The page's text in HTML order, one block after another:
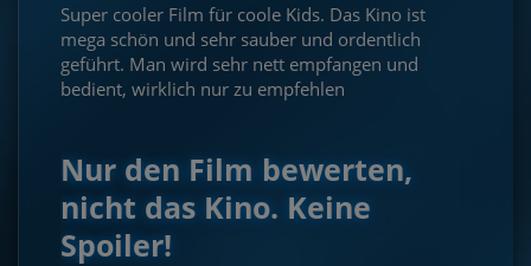
Super cooler Film für coole Kids. Das Kino ist
mega schön und sehr sauber und ordentlich
geführt. Man wird sehr nett empfangen und
bedient, wirklich nur zu empfehlen
Nur den Film bewerten,
nicht das Kino. Keine
Spoiler!